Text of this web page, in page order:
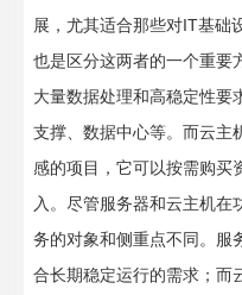
展，尤其适合那些对IT基础
也是区分这两者的一个重要
大量数据处理和高稳定性要
支撑、数据中心等。而云主
感的项目，它可以按需购买
入。尽管服务器和云主机在
务的对象和侧重点不同。服
合长期稳定运行的需求；而